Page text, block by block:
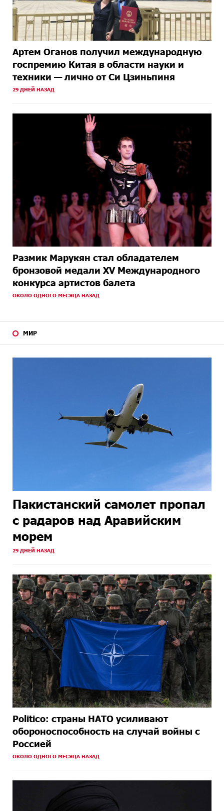
Артем Оганов получил международную
госпремию Китая в области науки и
техники — лично от Си Цзиньпиня
29 ДНЕЙ НАЗАД
Размик Марукян стал обладателем
бронзовой медали XV Международного
конкурса артистов балета
ОКОЛО ОДНОГО МЕСЯЦА НАЗАД
МИР
Пакистанский самолет пропал
с радаров над Аравийским
морем
29 ДНЕЙ НАЗАД
Politico: страны НАТО усиливают
обороноспособность на случай войны с
Россией
ОКОЛО ОДНОГО МЕСЯЦА НАЗАД